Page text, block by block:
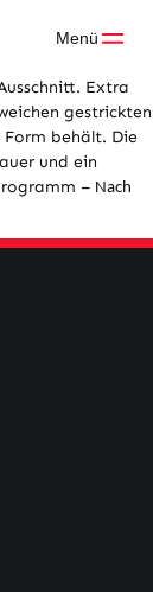
Menü
Extra
gestrickten
Form behält. Die
und ein
– Nach